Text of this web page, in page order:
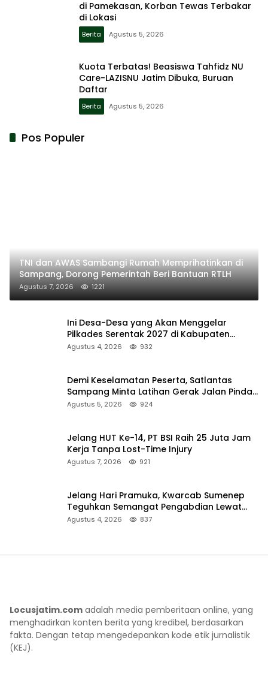
di Pamekasan, Korban Tewas Terbakar
di Lokasi
Berita Agustus 5, 2026
Kuota Terbatas! Beasiswa Tahfidz NU
Care-LAZISNU Jatim Dibuka, Buruan
Daftar
Berita Agustus 5, 2026
Pos Populer
TNI dan AWAS Sambangi Rumah Memprihatinkan di
Sampang, Dorong Pemerintah Beri Bantuan RTLH
Agustus 7, 2026 1221
Ini Desa-Desa yang Akan Menggelar
Pilkades Serentak 2027 di Kabupaten
Sumenep
Agustus 4, 2026 932
Demi Keselamatan Peserta, Satlantas
Sampang Minta Latihan Gerak Jalan Pindah
ke Lokasi Aman
Agustus 5, 2026 924
Jelang HUT Ke-14, PT BSI Raih 25 Juta Jam
Kerja Tanpa Lost-Time Injury
Agustus 7, 2026 921
Jelang Hari Pramuka, Kwarcab Sumenep
Teguhkan Semangat Pengabdian Lewat
Ziarah Pahlawan
Agustus 4, 2026 837
Locusjatim.com adalah media pemberitaan online, yang
menghadirkan konten berita yang kredibel, berdasarkan
fakta. Dengan tetap mengedepankan kode etik jurnalistik
(KEJ).